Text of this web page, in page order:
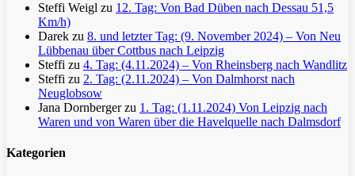
Steffi Weigl zu 12. Tag: Von Bad Düben nach Dessau 51,5
Km/h)
Darek zu 8. und letzter Tag: (9. November 2024) – Von Neu
Lübbenau über Cottbus nach Leipzig
Steffi zu 4. Tag: (4.11.2024) – Von Rheinsberg nach Wandlitz
Steffi zu 2. Tag: (2.11.2024) – Von Dalmhorst nach
Neuglobsow
Jana Dornbergerzu 1. Tag: (1.11.2024) Von Leipzig nach
Waren und von Waren über die Havelquelle nach Dalmsdorf
Kategorien